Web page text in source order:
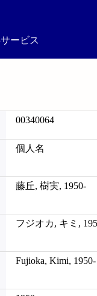
ービス
00340064
個人名
藤丘, 樹実, 1950-
フジオカ, キミ,
Fujioka, Kimi, 1950-